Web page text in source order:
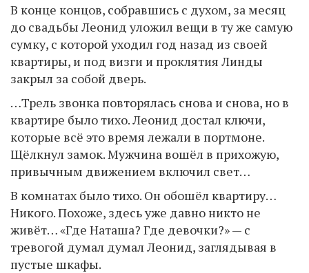
В конце концов, собравшись с духом, за месяц
до свадьбы Леонид уложил вещи в ту же самую
сумку, с которой уходил год назад из своей
квартиры, и под визги и проклятия Линды
закрыл за собой дверь.
…Трель звонка повторялась снова и снова, но в
квартире было тихо. Леонид достал ключи,
которые всё это время лежали в портмоне.
Щёлкнул замок. Мужчина вошёл в прихожую,
привычным движением включил свет…
В комнатах было тихо. Он обошёл квартиру…
Никого. Похоже, здесь уже давно никто не
живёт… «Где Наташа? Где девочки?» — с
тревогой думал думал Леонид, заглядывая в
пустые шкафы.